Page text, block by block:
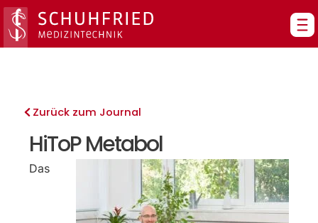
Zum
Inhalt
springen
Zurück zum Journal
HiToP Metabol
Das